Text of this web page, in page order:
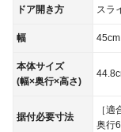
ドア開き方 スラ
幅
本体サイズ
(幅×奥行×高さ)
据付必要寸法
［
奥行